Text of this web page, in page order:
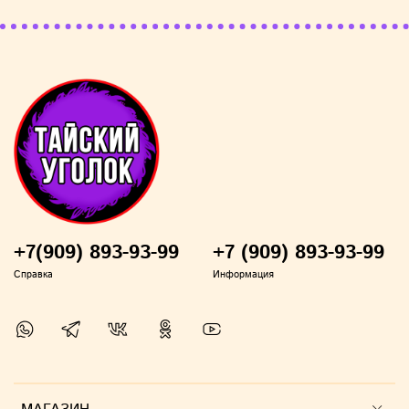
+7(909) 893-93-99
Справка
+7 (909) 893-93-99
Информация